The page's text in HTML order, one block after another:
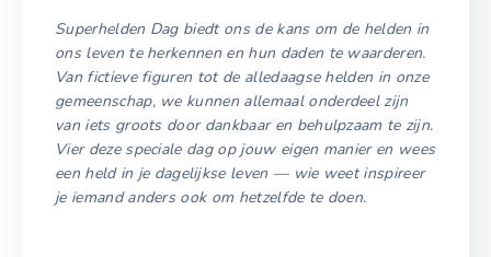
Superhelden Dag biedt ons de kans om de helden in
ons leven te herkennen en hun daden te waarderen.
Van fictieve figuren tot de alledaagse helden in onze
gemeenschap, we kunnen allemaal onderdeel zijn
van iets groots door dankbaar en behulpzaam te zijn.
Vier deze speciale dag op jouw eigen manier en wees
een held in je dagelijkse leven — wie weet inspireer
je iemand anders ook om hetzelfde te doen.